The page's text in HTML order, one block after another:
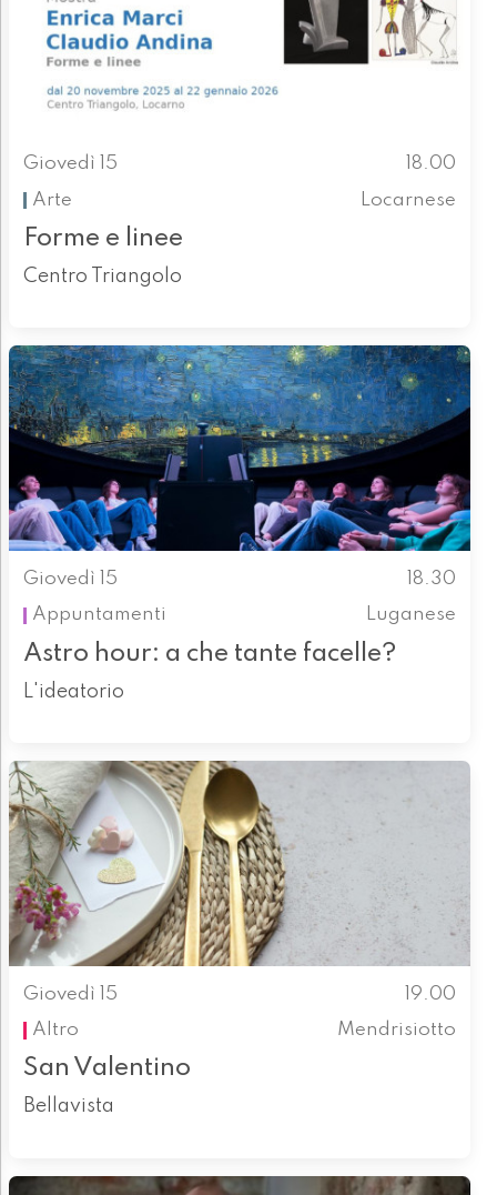
Giovedì 15
18.00
Arte
Locarnese
Forme e linee
Centro Triangolo
Giovedì 15
18.30
Appuntamenti
Luganese
Astro hour: a che tante facelle?
L'ideatorio
Giovedì 15
19.00
Altro
Mendrisiotto
San Valentino
Bellavista